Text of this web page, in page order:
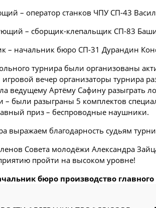
– оператор станков ЧПУ СП-43
– сборщик-клепальщик СП-83
– начальник бюро СП-31 Дурандин
турнира были организованы
вечер организаторы турнира
ведущему Артёму Сафину
– были разыграны 5 комплектов
приз – беспроводные наушники.
выражаем благодарность судьям
Совета молодёжи Александра
пройти на высоком уровне!
бюро производство